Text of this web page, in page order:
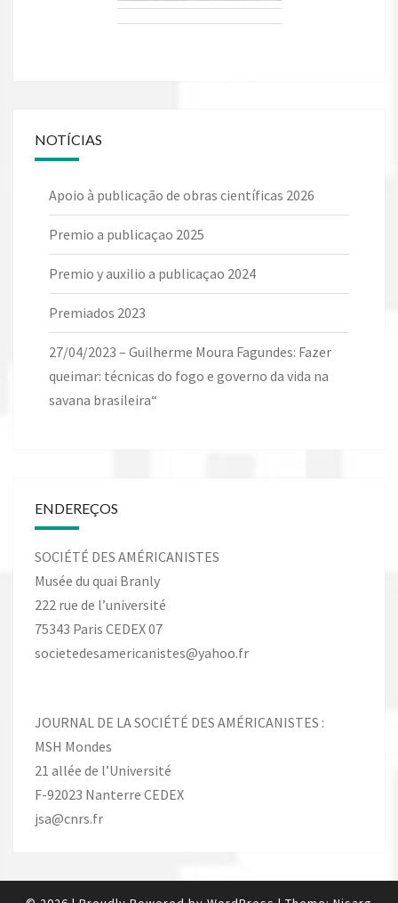
NOTÍCIAS
Apoio à publicação de obras científicas 2026
Premio a publicaçao 2025
Premio y auxilio a publicaçao 2024
Premiados 2023
27/04/2023 – Guilherme Moura Fagundes: Fazer
queimar: técnicas do fogo e governo da vida na
savana brasileira“
ENDEREÇOS
SOCIÉTÉ DES AMÉRICANISTES
Musée du quai Branly
222 rue de l’université
75343 Paris CEDEX 07
societedesamericanistes@yahoo.fr
JOURNAL DE LA SOCIÉTÉ DES AMÉRICANISTES :
MSH Mondes
21 allée de l’Université
F-92023 Nanterre CEDEX
jsa@cnrs.fr